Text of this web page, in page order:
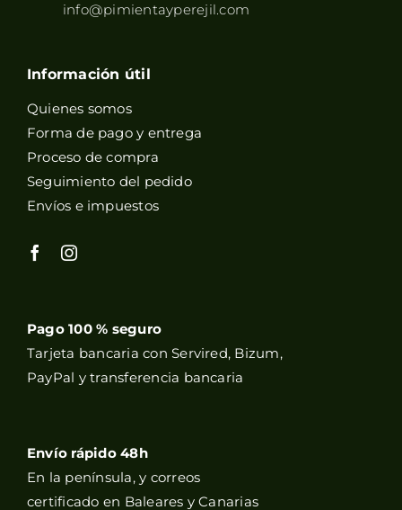
info@pimientayperejil.com
Información útil
Quienes somos
Forma de pago y entrega
Proceso de compra
Seguimiento del pedido
Envíos e impuestos
Pago 100 % seguro
Tarjeta bancaria con Servired, Bizum,
PayPal y transferencia bancaria
Envío rápido 48h
En la península, y correos
certificado en Baleares y Canarias